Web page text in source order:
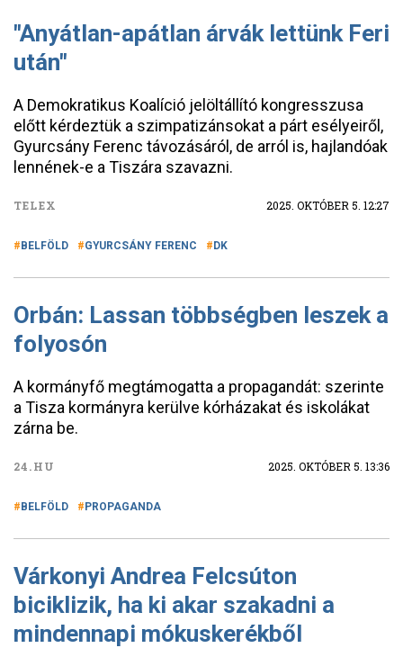
"Anyátlan-apátlan árvák lettünk Feri
után"
A Demokratikus Koalíció jelöltállító kongresszusa
előtt kérdeztük a szimpatizánsokat a párt esélyeiről,
Gyurcsány Ferenc távozásáról, de arról is, hajlandóak
lennének-e a Tiszára szavazni.
TELEX 2025. OKTÓBER 5. 12:27
BELFÖLD GYURCSÁNY FERENC DK
Orbán: Lassan többségben leszek a
folyosón
A kormányfő megtámogatta a propagandát: szerinte
a Tisza kormányra kerülve kórházakat és iskolákat
zárna be.
24.HU 2025. OKTÓBER 5. 13:36
BELFÖLD PROPAGANDA
Várkonyi Andrea Felcsúton
biciklizik, ha ki akar szakadni a
mindennapi mókuskerékből